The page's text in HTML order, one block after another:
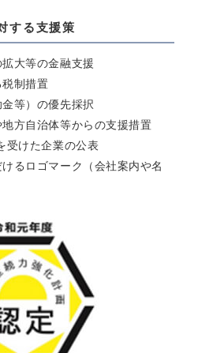
する支援策
大等の金融支援
制措置
等）の優先採択
方自治体等からの支援措置
受けた企業の公表
るロゴマーク（会社案内や名